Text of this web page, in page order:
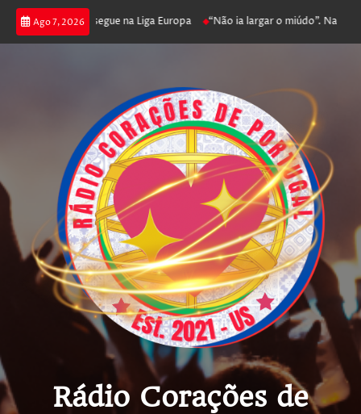
Ago 7, 2026
poker e prossegue na Liga Europa “Não ia largar o miúdo”. Nadador-
Rádio Corações de